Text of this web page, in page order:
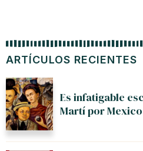
ARTÍCULOS RECIENTES
Es infatigable
Martí por Mexico